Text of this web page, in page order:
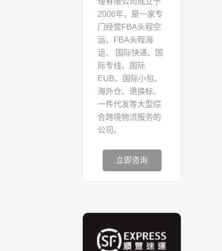
2006年，是一家专
门经营FBA头程空
运、FBA头程海
运、 国际快递、国
际专线、国际
EUB、国际小包、
海外仓、退换标、
一件代发等大型综
合跨境物流服务的
公司。
立即咨询